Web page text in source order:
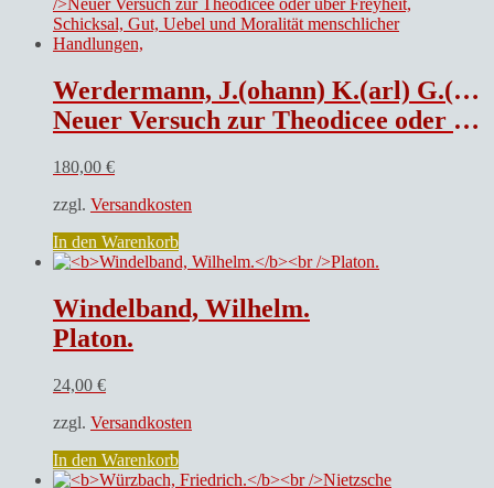
Werdermann, J.(ohann) K.(arl) G.(ünther).
Neuer Versuch zur Theodicee oder über Freyheit, Schicksal, Gut, Uebel und Moralität menschlicher Handlungen,
180,00 €
zzgl. Versandkosten
In den Warenkorb
Windelband, Wilhelm.
Platon.
24,00 €
zzgl. Versandkosten
In den Warenkorb